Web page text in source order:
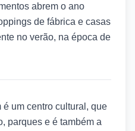
abrem o ano
de fábrica e casas
no verão, na época de
um centro cultural, que
parques e é também a